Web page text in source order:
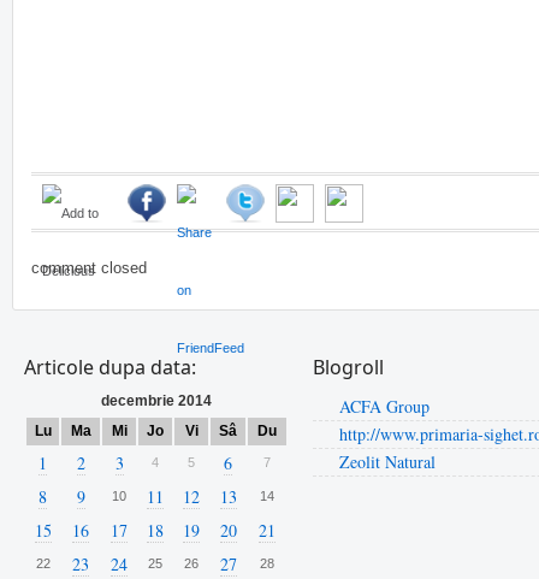
comment closed
Articole dupa data:
decembrie 2014
Lu
Ma Mi Jo Vi Sâ Du
1 2 3 4 5 6 7
8 9 10 11 12 13 14
15 16 17 18 19 20 21
22 23 24 25 26 27 28
Blogroll
ACFA Group
http://www.primaria-
Zeolit Natural